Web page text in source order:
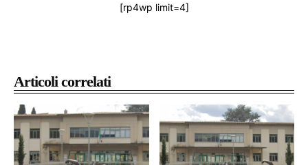
Articoli correlati
[rp4wp limit=4]